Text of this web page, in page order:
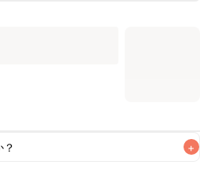
+
安です。なるべくお早めにお召